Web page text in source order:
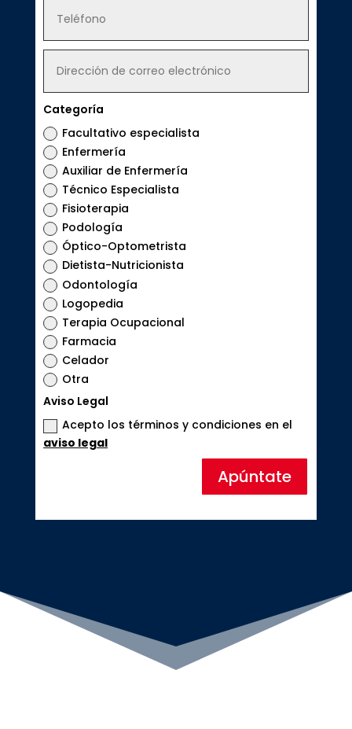
Categoría
Facultativo especialista
Enfermería
Auxiliar de Enfermería
Técnico Especialista
Fisioterapia
Podología
Óptico-Optometrista
Dietista-Nutricionista
Odontología
Logopedia
Terapia Ocupacional
Farmacia
Celador
Otra
Aviso Legal
Acepto los términos y condiciones en el
aviso legal
Apúntate